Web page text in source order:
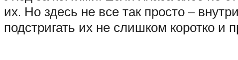
их. Но здесь не все так просто –
подстригать их не слишком коротко